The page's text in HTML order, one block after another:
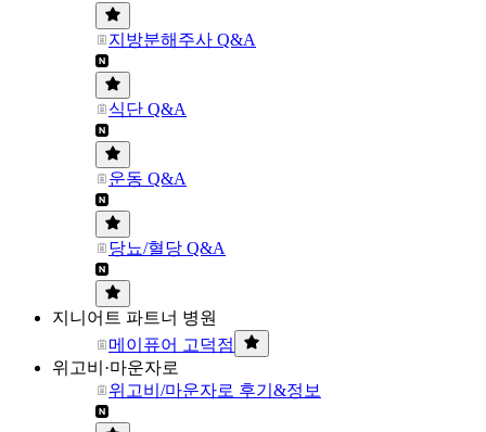
지방분해주사 Q&A
식단 Q&A
운동 Q&A
당뇨/혈당 Q&A
지니어트 파트너 병원
메이퓨어 고덕점
위고비·마운자로
위고비/마운자로 후기&정보